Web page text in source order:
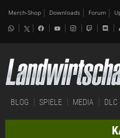
Merch-Shop Downloads Forum
BLOG SPIELE MEDIA DLC